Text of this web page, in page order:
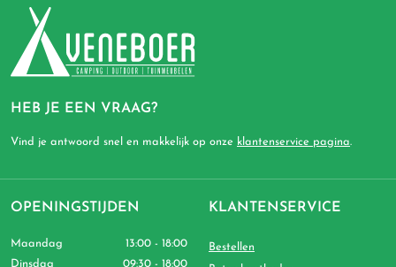
HEB JE EEN VRAAG?
Vind je antwoord snel en makkelijk op onze klantenservice pagina.
OPENINGSTIJDEN
Maandag
13:00 - 18:00
Dinsdag
09:30 - 18:00
KLANTENSERVICE
Bestellen